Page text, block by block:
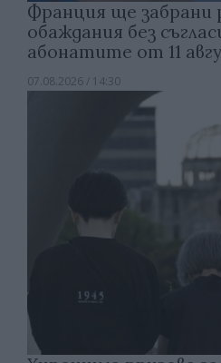
Франция ще забрани
обаждания без
абонатите от 11
07.08.2026 / 14:30